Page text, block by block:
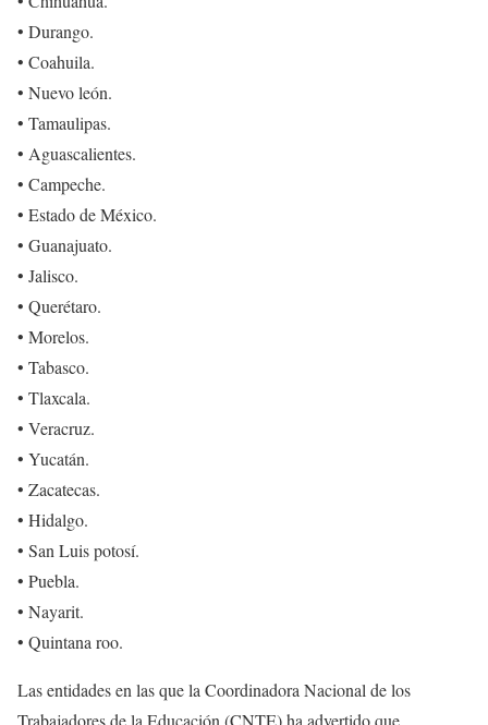
• Durango.
• Coahuila.
• Nuevo león.
• Tamaulipas.
• Aguascalientes.
• Campeche.
• Estado de México.
• Guanajuato.
• Jalisco.
• Querétaro.
• Morelos.
• Tabasco.
• Tlaxcala.
• Veracruz.
• Yucatán.
• Zacatecas.
• Hidalgo.
• San Luis potosí.
• Puebla.
• Nayarit.
• Quintana roo.
Las entidades en las que la Coordinadora Nacional de los
Trabajadores de la Educación (CNTE) ha advertido que